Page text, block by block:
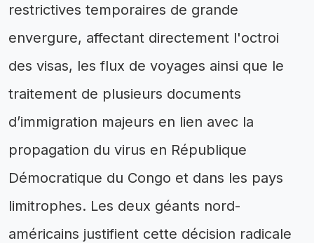
restrictives temporaires de grande
envergure, affectant directement l'octroi
des visas, les flux de voyages ainsi que le
traitement de plusieurs documents
d’immigration majeurs en lien avec la
propagation du virus en République
Démocratique du Congo et dans les pays
limitrophes. Les deux géants nord-
américains justifient cette décision radicale